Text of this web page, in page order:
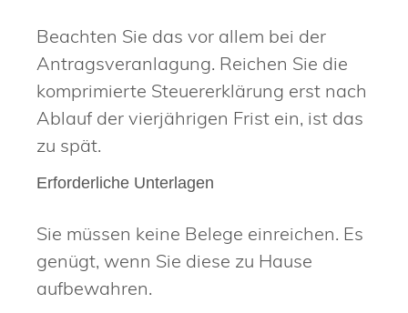
Beachten Sie das vor allem bei der
Antragsveranlagung. Reichen Sie die
komprimierte Steuererklärung erst nach
Ablauf der vierjährigen Frist ein, ist das
zu spät.
Erforderliche Unterlagen
Sie müssen keine Belege einreichen. Es
genügt, wenn Sie diese zu Hause
aufbewahren.